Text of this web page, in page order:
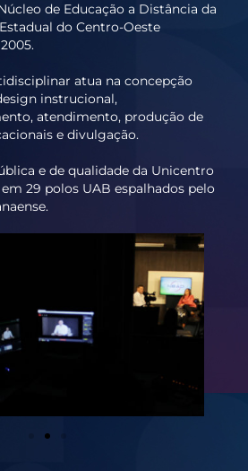
de Educação a Distância da
do Centro-Oeste
atua na concepção
instrucional,
atendimento, produção de
e divulgação.
e de qualidade da Unicentro
29 polos UAB espalhados pelo